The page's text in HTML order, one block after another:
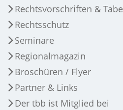
Rechtsvorschriften &
Rechtsschutz
Seminare
Regionalmagazin
Broschüren / Flyer
Partner & Links
Der tbb ist Mitglied bei